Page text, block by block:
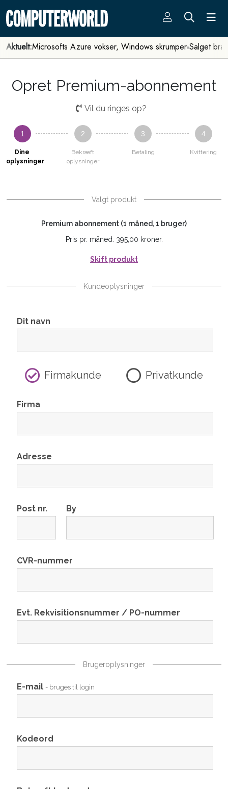
Aktuelt:Microsofts Azure vokser, Windows skrumper Salget
Opret Premium-abonnement
Vil du ringes op?
1
Dine
oplysninger
2
Bekræft
oplysninger
3
Betaling
4
Kvittering
Valgt produkt
Premium abonnement (1 måned, 1 bruger)
Pris pr. måned. 395,00 kroner.
Skift produkt
Kundeoplysninger
Dit navn
Firmakunde Privatkunde
Firma
Adresse
Post nr. By
CVR-nummer
Evt. Rekvisitionsnummer / PO-nummer
Brugeroplysninger
E-mail - bruges til login
Kodeord